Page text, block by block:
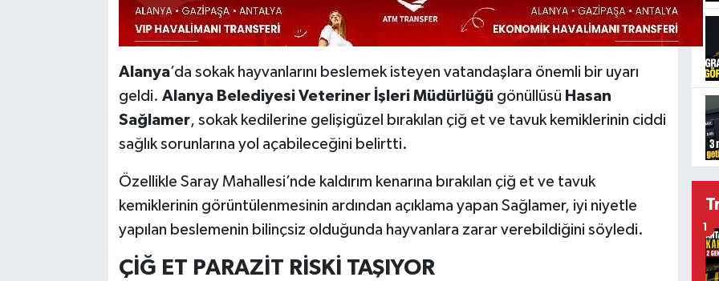
Alanya’da sokak hayvanlarını beslemek isteyen vatandaşlara önemli bir uyarı
geldi. Alanya Belediyesi Veteriner İşleri Müdürlüğügönüllüsü Hasan
Sağlamer, sokak kedilerine gelişigüzel bırakılan çiğ et ve tavuk kemiklerinin ciddi
sağlık sorunlarına yol açabileceğini belirtti.
Özellikle Saray Mahallesi’nde kaldırım kenarına bırakılan çiğ et ve tavuk
kemiklerinin görüntülenmesinin ardından açıklama yapan Sağlamer, iyi niyetle
yapılan beslemenin bilinçsiz olduğunda hayvanlara zarar verebildiğini söyledi.
ÇİĞ ET PARAZİT RİSKİ TAŞIYOR
1